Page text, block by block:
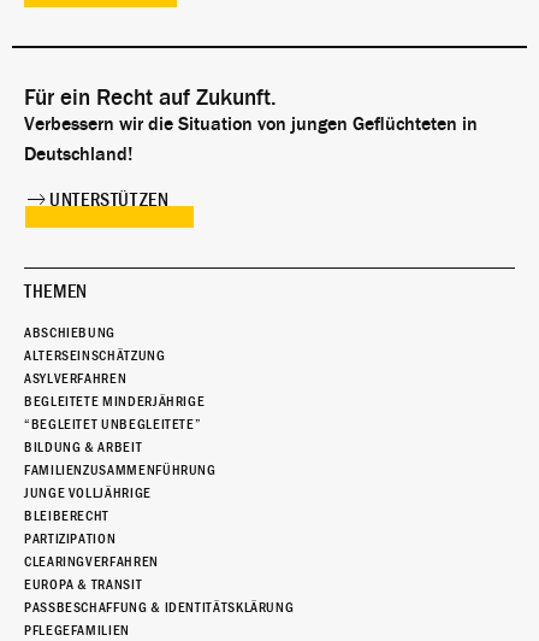
Für ein Recht auf Zukunft.
Verbessern wir die Situation von jungen Geflüchteten in
Deutschland!
UNTERSTÜTZEN
THEMEN
ABSCHIEBUNG
ALTERSEINSCHÄTZUNG
ASYLVERFAHREN
BEGLEITETE MINDERJÄHRIGE
“BEGLEITET UNBEGLEITETE”
BILDUNG & ARBEIT
FAMILIENZUSAMMENFÜHRUNG
JUNGE VOLLJÄHRIGE
BLEIBERECHT
PARTIZIPATION
CLEARINGVERFAHREN
EUROPA & TRANSIT
PASSBESCHAFFUNG & IDENTITÄTSKLÄRUNG
PFLEGEFAMILIEN